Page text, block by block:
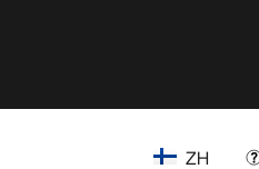
ZH